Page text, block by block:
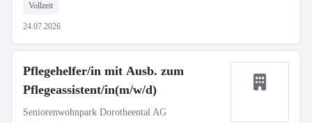
Vollzeit
24.07.2026
Pflegehelfer/in mit Ausb. zum
Pflegeassistent/in(m/w/d)
Seniorenwohnpark Dorotheental AG